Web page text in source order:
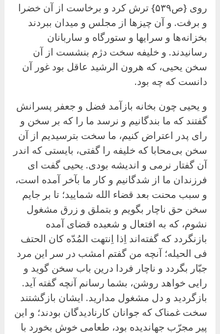
روی {ص۵۳۹} ترش کرد و برخاست از آن خضرا
و برفت. و آن چیزها از مجلس و میدان ببردند
بخزانه‌ها و سرایها و ستورگاه و ساربانان
رسانیدند. و خلیفه سخت دژم بنشست از آن
سخن یحیی، که هرون الرشید عاقل بود غور آن
دانست که چه بود.
و یحیى چون بخانه بازآمد فضل و جعفر پسرانش
گفتند که ما بندگانیم و نرسد ما را که بر سخن و
رای پدر اعتراض کنیم، ما سخت بترسیدیم از آن
سخن بی‌محابا که خلیفه را گفتی، بایستی که اندر
آن گفتار نرمی و اندیشه بودی. یحیی گفت ای
فرزندان ما از شدگانیم و کار ما بآخر آمده است،
و سبب محنت بعد قضاء الله شمایید؛ تا بر جایم
سخن حق ناچار بگویم و بتملق و زرق مشغول
نشوم، که به افتعال و شعبده قضای آمده
بازنگردد که گفته‌اند اِذا اِنتهت المُدّه کان الحتف
فی الحیله؛ آنچه من گفتم امشب در سر این مرد
جبّار بگردد و ناچار فردا درین باب سخن گوید و
رایی خواهد روشن، بشما رسانم آنچه گفته آید.
بازگردید و دل مشغول مدارید. ایشان بازگشتند
سخت غمناک که جوانان کارنادیدگان بودند؛ و این
پیر مجرّب جهاندیده بود، طعامی خوش بخورد با